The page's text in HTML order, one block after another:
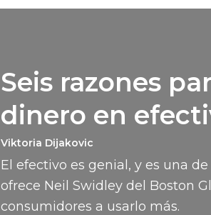
Seis razones
dinero en
Viktoria Dijakovic
El efectivo es genial, y es una
ofrece Neil Swidley del Boston
consumidores a usarlo más.